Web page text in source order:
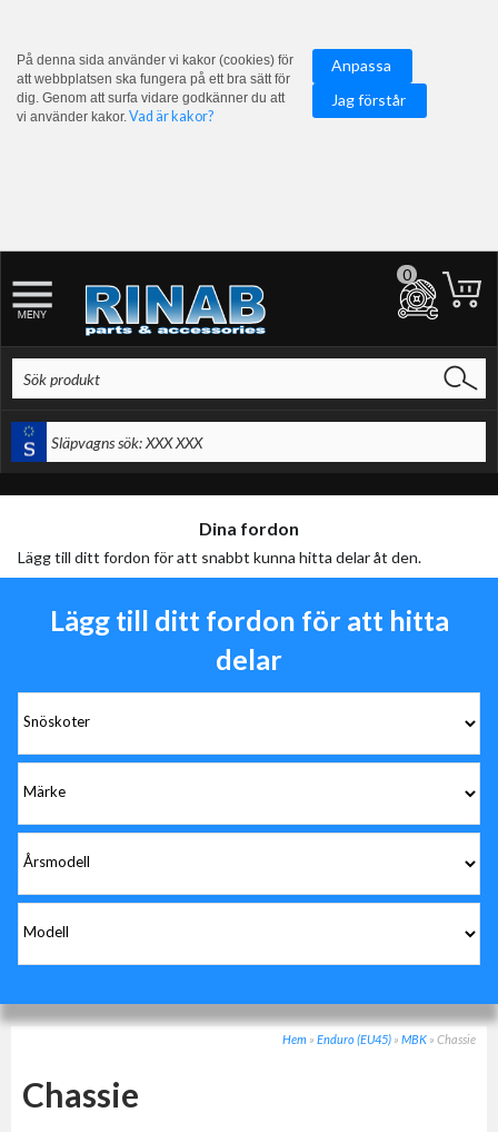
På denna sida använder vi kakor (cookies) för
att webbplatsen ska fungera på ett bra sätt för
dig. Genom att surfa vidare godkänner du att
vi använder kakor.Vad är kakor?
Anpassa
Jag förstår
0
Dina fordon
Lägg till ditt fordon för att snabbt kunna hitta delar åt den.
Lägg till ditt fordon för att hitta
delar
Hem » Enduro (EU45) » MBK » Chassie
Chassie